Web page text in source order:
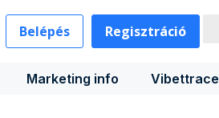
Belépés Regisztráció
Marketing info Vibettrace